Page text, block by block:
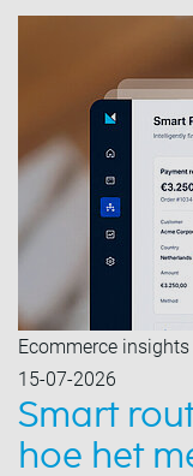
Ecommerce insights
15-07-2026
Smart
hoe het